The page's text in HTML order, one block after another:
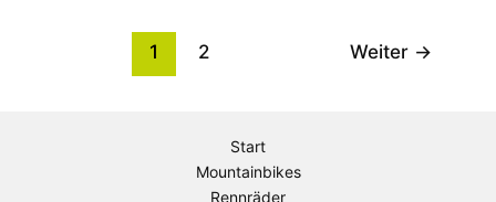
1 2 Weiter →
Start
Mountainbikes
Rennräder